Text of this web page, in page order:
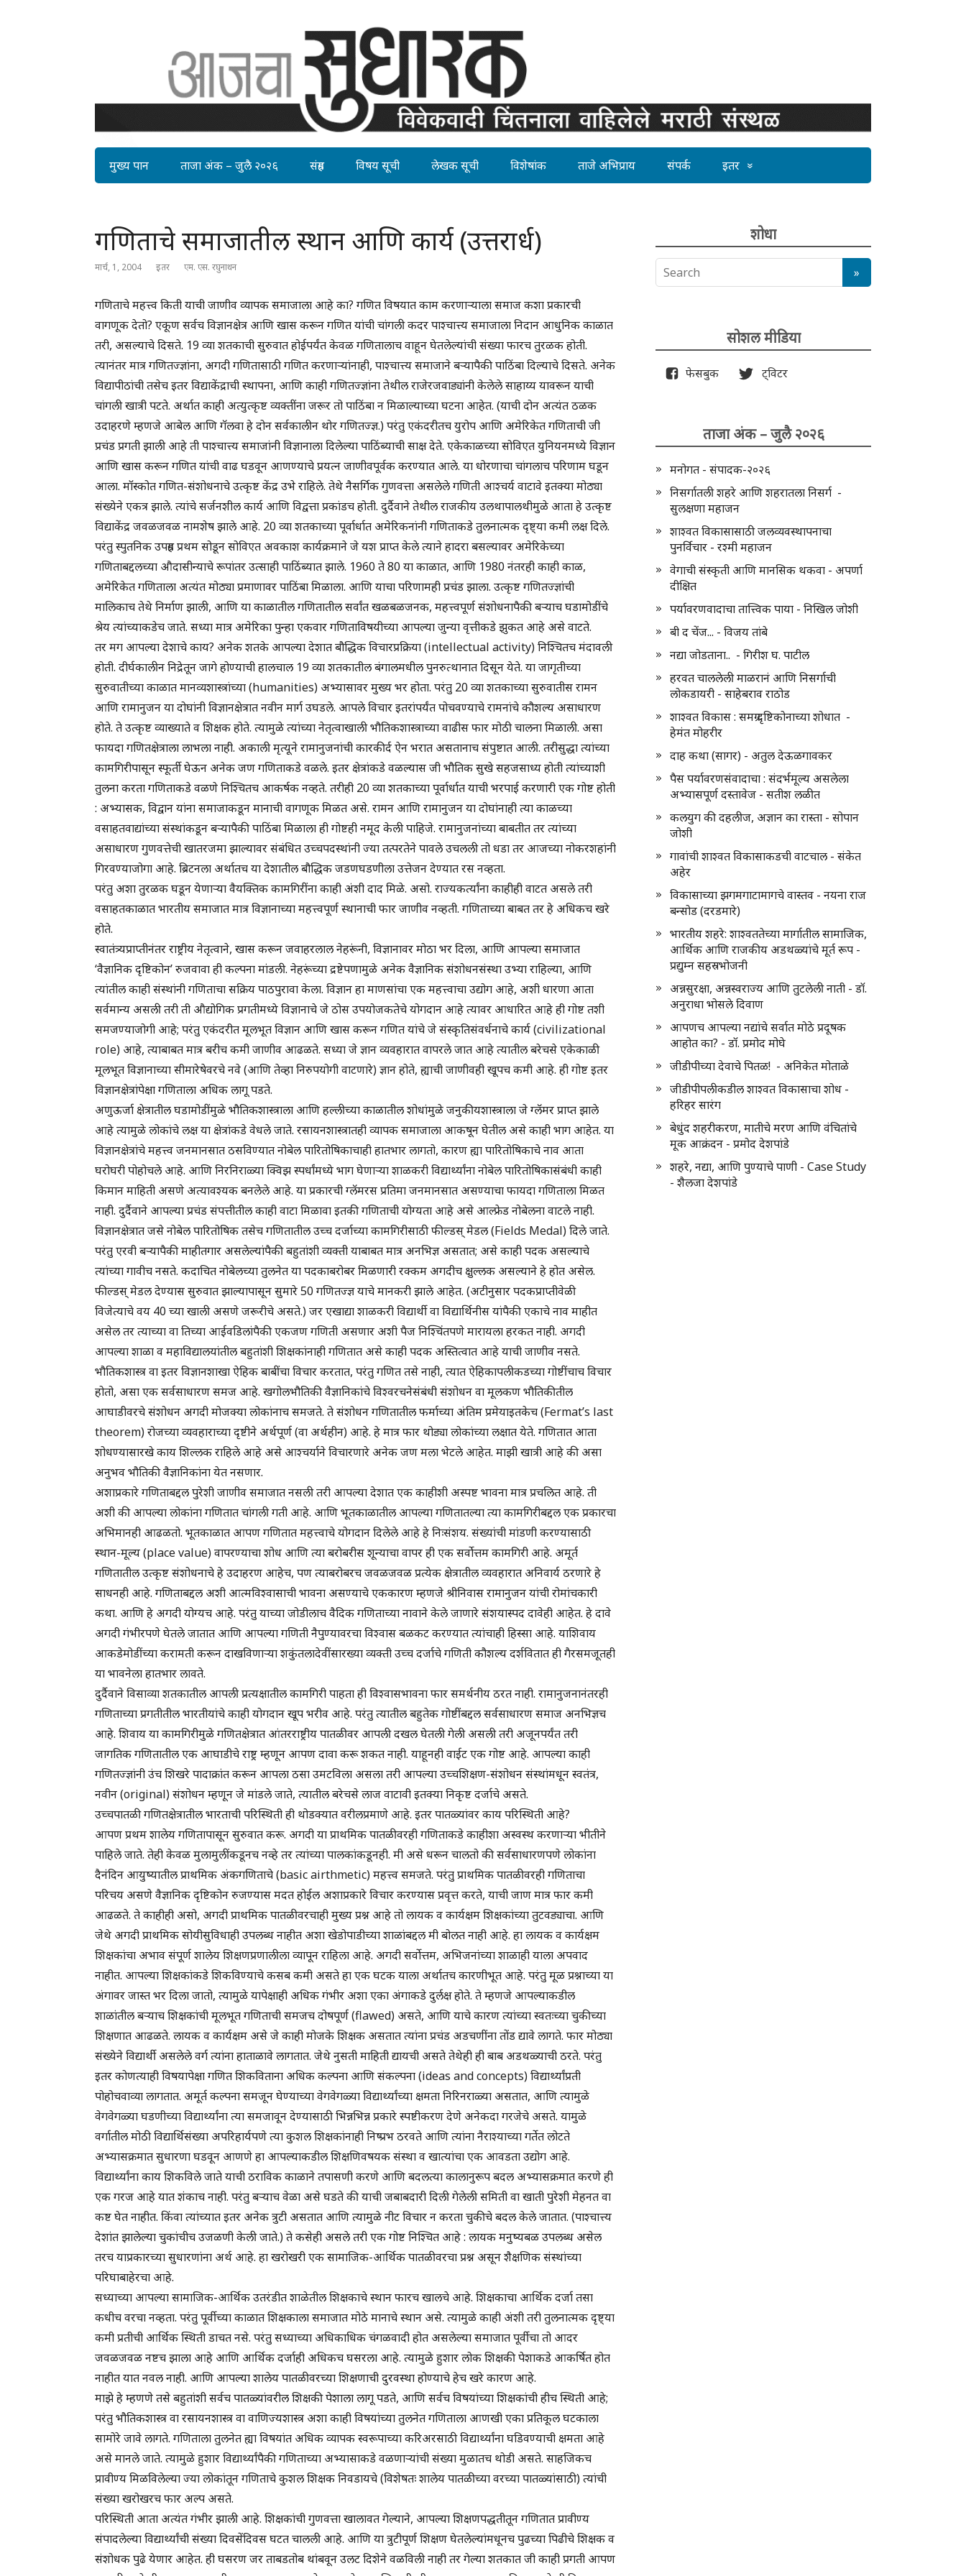
मुख्य पान ताजा अंक – जुलै २०२६ संग्रह विषय सूची लेखक सूची विशेषांक ताजे अभिप्राय संपर्क इतर
गणिताचे समाजातील स्थान आणि कार्य (उत्तरार्ध)
मार्च, 1, 2004 इतर एम. एस. रघुनाथन
गणिताचे महत्त्व किती याची जाणीव व्यापक समाजाला आहे का? गणित विषयात काम करणाऱ्याला समाज कशा प्रकारची
वागणूक देतो? एकूण सर्वच विज्ञानक्षेत्र आणि खास करून गणित यांची चांगली कदर पाश्चात्त्य समाजाला निदान आधुनिक काळात
तरी, असल्याचे दिसते. 19 व्या शतकाची सुरुवात होईपर्यंत केवळ गणितालाच वाहून घेतलेल्यांची संख्या फारच तुरळक होती.
त्यानंतर मात्र गणितज्ज्ञांना, अगदी गणितासाठी गणित करणाऱ्यांनाही, पाश्चात्त्य समाजाने बऱ्यापैकी पाठिंबा दिल्याचे दिसते. अनेक
विद्यापीठांची तसेच इतर विद्याकेंद्राची स्थापना, आणि काही गणितज्ज्ञांना तेथील राजेरजवाड्यांनी केलेले साहाय्य यावरून याची
चांगली खात्री पटते. अर्थात काही अत्युत्कृष्ट व्यक्तींना जरूर तो पाठिंबा न मिळाल्याच्या घटना आहेत. (याची दोन अत्यंत ठळक
उदाहरणे म्हणजे आबेल आणि गॅलवा हे दोन सर्वकालीन थोर गणितज्ज्ञ.) परंतु एकंदरीतच युरोप आणि अमेरिकेत गणिताची जी
प्रचंड प्रगती झाली आहे ती पाश्चात्त्य समाजांनी विज्ञानाला दिलेल्या पाठिंब्याची साक्ष देते. एकेकाळच्या सोविएत युनियनमध्ये विज्ञान
आणि खास करून गणित यांची वाढ घडवून आणण्याचे प्रयत्न जाणीवपूर्वक करण्यात आले. या धोरणाचा चांगलाच परिणाम घडून
आला. मॉस्कोत गणित-संशोधनाचे उत्कृष्ट केंद्र उभे राहिले. तेथे नैसर्गिक गुणवत्ता असलेले गणिती आश्चर्य वाटावे इतक्या मोठ्या
संख्येने एकत्र झाले. त्यांचे सर्जनशील कार्य आणि विद्वत्ता प्रकांडच होती. दुर्दैवाने तेथील राजकीय उलथापालथीमुळे आता हे उत्कृष्ट
विद्याकेंद्र जवळजवळ नामशेष झाले आहे. 20 व्या शतकाच्या पूर्वार्धात अमेरिकनांनी गणिताकडे तुलनात्मक दृष्ट्या कमी लक्ष दिले.
परंतु स्पुतनिक उपग्रह प्रथम सोडून सोविएत अवकाश कार्यक्रमाने जे यश प्राप्त केले त्याने हादरा बसल्यावर अमेरिकेच्या
गणिताबद्दलच्या औदासीन्याचे रूपांतर उत्साही पाठिंब्यात झाले. 1960 ते 80 या काळात, आणि 1980 नंतरही काही काळ,
अमेरिकेत गणिताला अत्यंत मोठ्या प्रमाणावर पाठिंबा मिळाला. आणि याचा परिणामही प्रचंड झाला. उत्कृष्ट गणितज्ज्ञांची
मालिकाच तेथे निर्माण झाली, आणि या काळातील गणितातील सर्वांत खळबळजनक, महत्त्वपूर्ण संशोधनापैकी बऱ्याच घडामोडींचे
श्रेय त्यांच्याकडेच जाते. सध्या मात्र अमेरिका पुन्हा एकवार गणिताविषयीच्या आपल्या जुन्या वृत्तीकडे झुकत आहे असे वाटते.
तर मग आपल्या देशाचे काय? अनेक शतके आपल्या देशात बौद्धिक विचारप्रक्रिया (intellectual activity) निश्चितच मंदावली
होती. दीर्घकालीन निद्रेतून जागे होण्याची हालचाल 19 व्या शतकातील बंगालमधील पुनरुत्थानात दिसून येते. या जागृतीच्या
सुरुवातीच्या काळात मानव्यशास्त्रांच्या (humanities) अभ्यासावर मुख्य भर होता. परंतु 20 व्या शतकाच्या सुरुवातीस रामन
आणि रामानुजन या दोघांनी विज्ञानक्षेत्रात नवीन मार्ग उघडले. आपले विचार इतरांपर्यंत पोचवण्याचे रामनांचे कौशल्य असाधारण
होते. ते उत्कृष्ट व्याख्याते व शिक्षक होते. त्यामुळे त्यांच्या नेतृत्वाखाली भौतिकशास्त्राच्या वाढीस फार मोठी चालना मिळाली. असा
फायदा गणितक्षेत्राला लाभला नाही. अकाली मृत्यूने रामानुजनांची कारकीर्द ऐन भरात असतानाच संपुष्टात आली. तरीसुद्धा त्यांच्या
कामगिरीपासून स्फूर्ती घेऊन अनेक जण गणिताकडे वळले. इतर क्षेत्रांकडे वळल्यास जी भौतिक सुखे सहजसाध्य होती त्यांच्याशी
तुलना करता गणिताकडे वळणे निश्चितच आकर्षक नव्हते. तरीही 20 व्या शतकाच्या पूर्वार्धात याची भरपाई करणारी एक गोष्ट होती
: अभ्यासक, विद्वान यांना समाजाकडून मानाची वागणूक मिळत असे. रामन आणि रामानुजन या दोघांनाही त्या काळच्या
वसाहतवाद्यांच्या संस्थांकडून बऱ्यापैकी पाठिंबा मिळाला ही गोष्टही नमूद केली पाहिजे. रामानुजनांच्या बाबतीत तर त्यांच्या
असाधारण गुणवत्तेची खातरजमा झाल्यावर संबंधित उच्चपदस्थांनी ज्या तत्परतेने पावले उचलली तो धडा तर आजच्या नोकरशहांनी
गिरवण्याजोगा आहे. ब्रिटनला अर्थातच या देशातील बौद्धिक जडणघडणीला उत्तेजन देण्यात रस नव्हता.
परंतु अशा तुरळक घडून येणाऱ्या वैयक्तिक कामगिरींना काही अंशी दाद मिळे. असो. राज्यकर्त्यांना काहीही वाटत असले तरी
वसाहतकाळात भारतीय समाजात मात्र विज्ञानाच्या महत्त्वपूर्ण स्थानाची फार जाणीव नव्हती. गणिताच्या बाबत तर हे अधिकच खरे
होते.
स्वातंत्र्यप्राप्तीनंतर राष्ट्रीय नेतृत्वाने, खास करून जवाहरलाल नेहरूंनी, विज्ञानावर मोठा भर दिला, आणि आपल्या समाजात
‘वैज्ञानिक दृष्टिकोन’ रुजवावा ही कल्पना मांडली. नेहरूंच्या द्रष्टेपणामुळे अनेक वैज्ञानिक संशोधनसंस्था उभ्या राहिल्या, आणि
त्यांतील काही संस्थांनी गणिताचा सक्रिय पाठपुरावा केला. विज्ञान हा माणसांचा एक महत्त्वाचा उद्योग आहे, अशी धारणा आता
सर्वमान्य असली तरी ती औद्योगिक प्रगतीमध्ये विज्ञानाचे जे ठोस उपयोजकतेचे योगदान आहे त्यावर आधारित आहे ही गोष्ट तशी
समजण्याजोगी आहे; परंतु एकंदरीत मूलभूत विज्ञान आणि खास करून गणित यांचे जे संस्कृतिसंवर्धनाचे कार्य (civilizational
role) आहे, त्याबाबत मात्र बरीच कमी जाणीव आढळते. सध्या जे ज्ञान व्यवहारात वापरले जात आहे त्यातील बरेचसे एकेकाळी
मूलभूत विज्ञानाच्या सीमारेषेवरचे नवे (आणि तेव्हा निरुपयोगी वाटणारे) ज्ञान होते, ह्याची जाणीवही खूपच कमी आहे. ही गोष्ट इतर
विज्ञानक्षेत्रांपेक्षा गणिताला अधिक लागू पडते.
अणुऊर्जा क्षेत्रातील घडामोडींमुळे भौतिकशास्त्राला आणि हल्लीच्या काळातील शोधांमुळे जनुकीयशास्त्राला जे ग्लॅमर प्राप्त झाले
आहे त्यामुळे लोकांचे लक्ष या क्षेत्रांकडे वेधले जाते. रसायनशास्त्रातही व्यापक समाजाला आकषून घेतील असे काही भाग आहेत. या
विज्ञानक्षेत्रांचे महत्त्व जनमानसात ठसविण्यात नोबेल पारितोषिकाचाही हातभार लागतो, कारण ह्या पारितोषिकाचे नाव आता
घरोघरी पोहोचले आहे. आणि निरनिराळ्या क्विझ स्पर्धांमध्ये भाग घेणाऱ्या शाळकरी विद्यार्थ्यांना नोबेल पारितोषिकासंबंधी काही
किमान माहिती असणे अत्यावश्यक बनलेले आहे. या प्रकारची ग्लॅमरस प्रतिमा जनमानसात असण्याचा फायदा गणिताला मिळत
नाही. दुर्दैवाने आपल्या प्रचंड संपत्तीतील काही वाटा मिळावा इतकी गणिताची योग्यता आहे असे आल्फ्रेड नोबेलना वाटले नाही.
विज्ञानक्षेत्रात जसे नोबेल पारितोषिक तसेच गणितातील उच्च दर्जाच्या कामगिरीसाठी फील्डस् मेडल (Fields Medal) दिले जाते.
परंतु एरवी बऱ्यापैकी माहीतगार असलेल्यांपैकी बहुतांशी व्यक्ती याबाबत मात्र अनभिज्ञ असतात; असे काही पदक असल्याचे
त्यांच्या गावीच नसते. कदाचित नोबेलच्या तुलनेत या पदकाबरोबर मिळणारी रक्कम अगदीच क्षुल्लक असल्याने हे होत असेल.
फील्डस् मेडल देण्यास सुरुवात झाल्यापासून सुमारे 50 गणितज्ज्ञ याचे मानकरी झाले आहेत. (अटीनुसार पदकप्राप्तीवेळी
विजेत्याचे वय 40 च्या खाली असणे जरूरीचे असते.) जर एखाद्या शाळकरी विद्यार्थी वा विद्यार्थिनीस यांपैकी एकाचे नाव माहीत
असेल तर त्याच्या वा तिच्या आईवडिलांपैकी एकजण गणिती असणार अशी पैज निश्चिंतपणे मारायला हरकत नाही. अगदी
आपल्या शाळा व महाविद्यालयांतील बहुतांशी शिक्षकांनाही गणितात असे काही पदक अस्तित्वात आहे याची जाणीव नसते.
भौतिकशास्त्र वा इतर विज्ञानशाखा ऐहिक बाबींचा विचार करतात, परंतु गणित तसे नाही, त्यात ऐहिकापलीकडच्या गोष्टींचाच विचार
होतो, असा एक सर्वसाधारण समज आहे. खगोलभौतिकी वैज्ञानिकांचे विश्वरचनेसंबंधी संशोधन वा मूलकण भौतिकीतील
आघाडीवरचे संशोधन अगदी मोजक्या लोकांनाच समजते. ते संशोधन गणितातील फर्माच्या अंतिम प्रमेयाइतकेच (Fermat’s last
theorem) रोजच्या व्यवहाराच्या दृष्टीने अर्थपूर्ण (वा अर्थहीन) आहे. हे मात्र फार थोड्या लोकांच्या लक्षात येते. गणितात आता
शोधण्यासारखे काय शिल्लक राहिले आहे असे आश्चर्याने विचारणारे अनेक जण मला भेटले आहेत. माझी खात्री आहे की असा
अनुभव भौतिकी वैज्ञानिकांना येत नसणार.
अशाप्रकारे गणिताबद्दल पुरेशी जाणीव समाजात नसली तरी आपल्या देशात एक काहीशी अस्पष्ट भावना मात्र प्रचलित आहे. ती
अशी की आपल्या लोकांना गणितात चांगली गती आहे. आणि भूतकाळातील आपल्या गणितातल्या त्या कामगिरीबद्दल एक प्रकारचा
अभिमानही आढळतो. भूतकाळात आपण गणितात महत्त्वाचे योगदान दिलेले आहे हे निःसंशय. संख्यांची मांडणी करण्यासाठी
स्थान-मूल्य (place value) वापरण्याचा शोध आणि त्या बरोबरीस शून्याचा वापर ही एक सर्वोत्तम कामगिरी आहे. अमूर्त
गणितातील उत्कृष्ट संशोधनाचे हे उदाहरण आहेच, पण त्याबरोबरच जवळजवळ प्रत्येक क्षेत्रातील व्यवहारात अनिवार्य ठरणारे हे
साधनही आहे. गणिताबद्दल अशी आत्मविश्वासाची भावना असण्याचे एककारण म्हणजे श्रीनिवास रामानुजन यांची रोमांचकारी
कथा. आणि हे अगदी योग्यच आहे. परंतु याच्या जोडीलाच वैदिक गणिताच्या नावाने केले जाणारे संशयास्पद दावेही आहेत. हे दावे
अगदी गंभीरपणे घेतले जातात आणि आपल्या गणिती नैपुण्यावरचा विश्वास बळकट करण्यात त्यांचाही हिस्सा आहे. याशिवाय
आकडेमोडींच्या करामती करून दाखविणाऱ्या शकुंतलादेवींसारख्या व्यक्ती उच्च दर्जाचे गणिती कौशल्य दर्शवितात ही गैरसमजूतही
या भावनेला हातभार लावते.
दुर्दैवाने विसाव्या शतकातील आपली प्रत्यक्षातील कामगिरी पाहता ही विश्वासभावना फार समर्थनीय ठरत नाही. रामानुजनानंतरही
गणिताच्या प्रगतीतील भारतीयांचे काही योगदान खूप भरीव आहे. परंतु त्यातील बहुतेक गोष्टींबद्दल सर्वसाधारण समाज अनभिज्ञच
आहे. शिवाय या कामगिरीमुळे गणितक्षेत्रात आंतरराष्ट्रीय पातळीवर आपली दखल घेतली गेली असली तरी अजूनपर्यंत तरी
जागतिक गणितातील एक आघाडीचे राष्ट्र म्हणून आपण दावा करू शकत नाही. याहूनही वाईट एक गोष्ट आहे. आपल्या काही
गणितज्ज्ञांनी उंच शिखरे पादाक्रांत करून आपला ठसा उमटविला असला तरी आपल्या उच्चशिक्षण-संशोधन संस्थांमधून स्वतंत्र,
नवीन (original) संशोधन म्हणून जे मांडले जाते, त्यातील बरेचसे लाज वाटावी इतक्या निकृष्ट दर्जाचे असते.
उच्चपातळी गणितक्षेत्रातील भारताची परिस्थिती ही थोडक्यात वरीलप्रमाणे आहे. इतर पातळ्यांवर काय परिस्थिती आहे?
आपण प्रथम शालेय गणितापासून सुरुवात करू. अगदी या प्राथमिक पातळीवरही गणिताकडे काहीशा अस्वस्थ करणाऱ्या भीतीने
पाहिले जाते. तेही केवळ मुलामुलींकडूनच नव्हे तर त्यांच्या पालकांकडूनही. मी असे धरून चालतो की सर्वसाधारणपणे लोकांना
दैनंदिन आयुष्यातील प्राथमिक अंकगणिताचे (basic airthmetic) महत्त्व समजते. परंतु प्राथमिक पातळीवरही गणिताचा
परिचय असणे वैज्ञानिक दृष्टिकोन रुजण्यास मदत होईल अशाप्रकारे विचार करण्यास प्रवृत्त करते, याची जाण मात्र फार कमी
आढळते. ते काहीही असो, अगदी प्राथमिक पातळीवरचाही मुख्य प्रश्न आहे तो लायक व कार्यक्षम शिक्षकांच्या तुटवड्याचा. आणि
जेथे अगदी प्राथमिक सोयीसुविधाही उपलब्ध नाहीत अशा खेडोपाडीच्या शाळांबद्दल मी बोलत नाही आहे. हा लायक व कार्यक्षम
शिक्षकांचा अभाव संपूर्ण शालेय शिक्षणप्रणालीला व्यापून राहिला आहे. अगदी सर्वोत्तम, अभिजनांच्या शाळाही याला अपवाद
नाहीत. आपल्या शिक्षकांकडे शिकविण्याचे कसब कमी असते हा एक घटक याला अर्थातच कारणीभूत आहे. परंतु मूळ प्रश्नाच्या या
अंगावर जास्त भर दिला जातो, त्यामुळे यापेक्षाही अधिक गंभीर अशा एका अंगाकडे दुर्लक्ष होते. ते म्हणजे आपल्याकडील
शाळांतील बऱ्याच शिक्षकांची मूलभूत गणिताची समजच दोषपूर्ण (flawed) असते, आणि याचे कारण त्यांच्या स्वतःच्या चुकीच्या
शिक्षणात आढळते. लायक व कार्यक्षम असे जे काही मोजके शिक्षक असतात त्यांना प्रचंड अडचणींना तोंड द्यावे लागते. फार मोठ्या
संख्येने विद्यार्थी असलेले वर्ग त्यांना हाताळावे लागतात. जेथे नुसती माहिती द्यायची असते तेथेही ही बाब अडथळ्याची ठरते. परंतु
इतर कोणत्याही विषयापेक्षा गणित शिकविताना अधिक कल्पना आणि संकल्पना (ideas and concepts) विद्यार्थ्यांप्रती
पोहोचवाव्या लागतात. अमूर्त कल्पना समजून घेण्याच्या वेगवेगळ्या विद्यार्थ्यांच्या क्षमता निरिनराळ्या असतात, आणि त्यामुळे
वेगवेगळ्या घडणीच्या विद्यार्थ्यांना त्या समजावून देण्यासाठी भिन्नभिन्न प्रकारे स्पष्टीकरण देणे अनेकदा गरजेचे असते. यामुळे
वर्गातील मोठी विद्यार्थिसंख्या अपरिहार्यपणे त्या कुशल शिक्षकांनाही निष्प्रभ ठरवते आणि त्यांना नैराश्याच्या गर्तेत लोटते
अभ्यासक्रमात सुधारणा घडवून आणणे हा आपल्याकडील शिक्षणिवषयक संस्था व खात्यांचा एक आवडता उद्योग आहे.
विद्यार्थ्यांना काय शिकविले जाते याची ठराविक काळाने तपासणी करणे आणि बदलत्या कालानुरूप बदल अभ्यासक्रमात करणे ही
एक गरज आहे यात शंकाच नाही. परंतु बऱ्याच वेळा असे घडते की याची जबाबदारी दिली गेलेली समिती वा खाती पुरेशी मेहनत वा
कष्ट घेत नाहीत. किंवा त्यांच्यात इतर अनेक त्रुटी असतात आणि त्यामुळे नीट विचार न करता चुकीचे बदल केले जातात. (पाश्चात्त्य
देशांत झालेल्या चुकांचीच उजळणी केली जाते.) ते कसेही असले तरी एक गोष्ट निश्चित आहे : लायक मनुष्यबळ उपलब्ध असेल
तरच याप्रकारच्या सुधारणांना अर्थ आहे. हा खरोखरी एक सामाजिक-आर्थिक पातळीवरचा प्रश्न असून शैक्षणिक संस्थांच्या
परिघाबाहेरचा आहे.
सध्याच्या आपल्या सामाजिक-आर्थिक उतरंडीत शाळेतील शिक्षकाचे स्थान फारच खालचे आहे. शिक्षकाचा आर्थिक दर्जा तसा
कधीच वरचा नव्हता. परंतु पूर्वीच्या काळात शिक्षकाला समाजात मोठे मानाचे स्थान असे. त्यामुळे काही अंशी तरी तुलनात्मक दृष्ट्या
कमी प्रतीची आर्थिक स्थिती डाचत नसे. परंतु सध्याच्या अधिकाधिक चंगळवादी होत असलेल्या समाजात पूर्वीचा तो आदर
जवळजवळ नष्टच झाला आहे आणि आर्थिक दर्जाही अधिकच घसरला आहे. त्यामुळे हुशार लोक शिक्षकी पेशाकडे आकर्षित होत
नाहीत यात नवल नाही. आणि आपल्या शालेय पातळीवरच्या शिक्षणाची दुरवस्था होण्याचे हेच खरे कारण आहे.
माझे हे म्हणणे तसे बहुतांशी सर्वच पातळ्यांवरील शिक्षकी पेशाला लागू पडते, आणि सर्वच विषयांच्या शिक्षकांची हीच स्थिती आहे;
परंतु भौतिकशास्त्र वा रसायनशास्त्र वा वाणिज्यशास्त्र अशा काही विषयांच्या तुलनेत गणिताला आणखी एका प्रतिकूल घटकाला
सामोरे जावे लागते. गणिताला तुलनेत ह्या विषयांत अधिक व्यापक स्वरूपाच्या करिअरसाठी विद्यार्थ्यांना घडिवण्याची क्षमता आहे
असे मानले जाते. त्यामुळे हुशार विद्यार्थ्यांपैकी गणिताच्या अभ्यासाकडे वळणाऱ्यांची संख्या मुळातच थोडी असते. साहजिकच
प्रावीण्य मिळविलेल्या ज्या लोकांतून गणिताचे कुशल शिक्षक निवडायचे (विशेषतः शालेय पातळीच्या वरच्या पातळ्यांसाठी) त्यांची
संख्या खरोखरच फार अल्प असते.
परिस्थिती आता अत्यंत गंभीर झाली आहे. शिक्षकांची गुणवत्ता खालावत गेल्याने, आपल्या शिक्षणपद्धतीतून गणितात प्रावीण्य
संपादलेल्या विद्यार्थ्यांची संख्या दिवसेंदिवस घटत चालली आहे. आणि या त्रुटीपूर्ण शिक्षण घेतलेल्यांमधूनच पुढच्या पिढीचे शिक्षक व
संशोधक पुढे येणार आहेत. ही घसरण जर ताबडतोब थांबवून उलट दिशेने वळविली नाही तर गेल्या शतकात जी काही प्रगती आपण
शोधा
सोशल मीडिया
फेसबुक ट्विटर
ताजा अंक – जुलै २०२६
मनोगत - संपादक-२०२६
निसर्गातली शहरे आणि शहरातला निसर्ग -
सुलक्षणा महाजन
शाश्वत विकासासाठी जलव्यवस्थापनाचा
पुनर्विचार - रश्मी महाजन
वेगाची संस्कृती आणि मानसिक थकवा - अपर्णा
दीक्षित
पर्यावरणवादाचा तात्त्विक पाया - निखिल जोशी
बी द चेंज... - विजय तांबे
नद्या जोडताना.. - गिरीश घ. पाटील
हरवत चाललेली माळरानं आणि निसर्गाची
लोकडायरी - साहेबराव राठोड
शाश्वत विकास : समग्र दृष्टिकोनाच्या शोधात -
हेमंत मोहरीर
दाह कथा (सागर) - अतुल देऊळगावकर
पैस पर्यावरणसंवादाचा : संदर्भमूल्य असलेला
अभ्यासपूर्ण दस्तावेज - सतीश लळीत
कलयुग की दहलीज, अज्ञान का रास्ता - सोपान
जोशी
गावांची शाश्वत विकासाकडची वाटचाल - संकेत
अहेर
विकासाच्या झगमगाटामागचे वास्तव - नयना राज
बन्सोड (दरडमारे)
भारतीय शहरे: शाश्वततेच्या मार्गातील सामाजिक,
आर्थिक आणि राजकीय अडथळ्यांचे मूर्त रूप -
प्रद्युम्न सहस्रभोजनी
अन्नसुरक्षा, अन्नस्वराज्य आणि तुटलेली नाती - डॉ.
अनुराधा भोसले दिवाण
आपणच आपल्या नद्यांचे सर्वात मोठे प्रदूषक
आहोत का? - डॉ. प्रमोद मोघे
जीडीपीच्या देवाचे पितळ! - अनिकेत मोताळे
जीडीपीपलीकडील शाश्वत विकासाचा शोध -
हरिहर सारंग
बेधुंद शहरीकरण, मातीचे मरण आणि वंचितांचे
मूक आक्रंदन - प्रमोद देशपांडे
शहरे, नद्या, आणि पुण्याचे पाणी - Case Study
- शैलजा देशपांडे